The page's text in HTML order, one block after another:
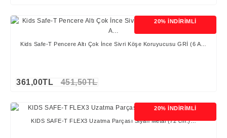
Kids Safe-T Pencere Altı Çok İnce Sivri Köşe Koruyucusu GRİ (6 A…
361,00TL 451,50TL
20% İNDİRİMLİ
KIDS SAFE-T FLEX3 Uzatma Parçası Siyah Metal (72 cm.)…
20% İNDİRİMLİ